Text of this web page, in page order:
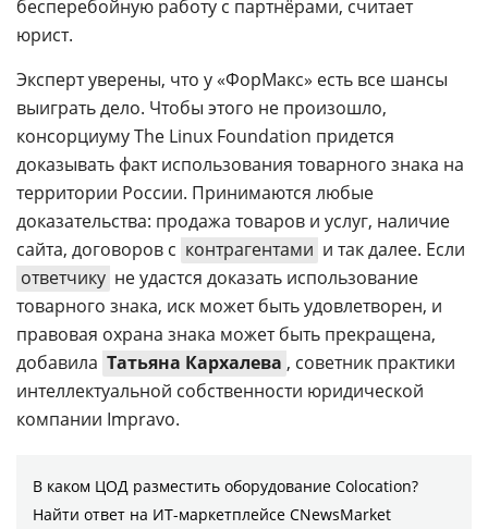
бесперебойную работу с партнёрами, считает
юрист.
Эксперт уверены, что у «ФорМакс» есть все шансы
выиграть дело. Чтобы этого не произошло,
консорциуму The Linux Foundation придется
доказывать факт использования товарного знака на
территории России. Принимаются любые
доказательства: продажа товаров и услуг, наличие
сайта, договоров с контрагентами и так далее. Если
ответчику не удастся доказать использование
товарного знака, иск может быть удовлетворен, и
правовая охрана знака может быть прекращена,
добавила Татьяна Кархалева , советник практики
интеллектуальной собственности юридической
компании Impravo.
В каком ЦОД разместить оборудование Colocation?
Найти ответ на ИТ-маркетплейсе CNewsMarket